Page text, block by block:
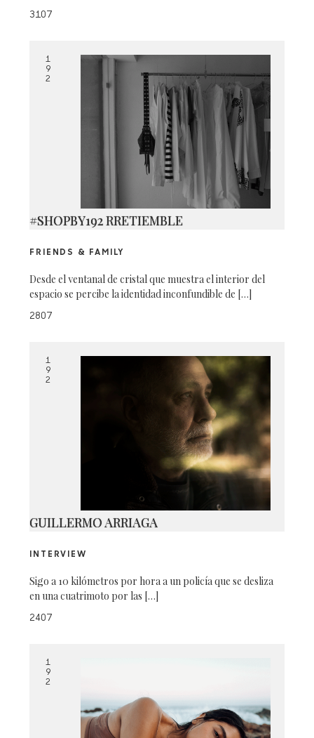
9V3A2470
3107
1
9
2
#SHOPBY192 RRETIEMBLE
FRIENDS & FAMILY
Desde el ventanal de cristal que muestra el interior del
espacio se percibe la identidad inconfundible de […]
2807
1
9
2
GUILLERMO ARRIAGA
INTERVIEW
Sigo a 10 kilómetros por hora a un policía que se desliza
en una cuatrimoto por las […]
2407
1
9
2